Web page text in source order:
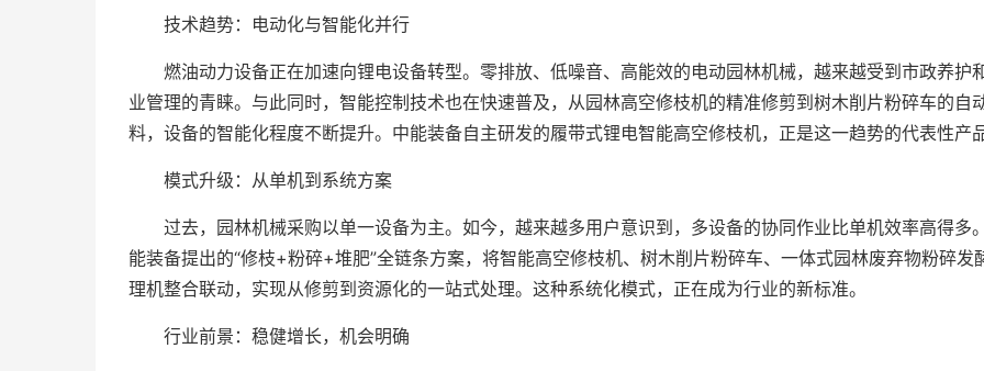
技术趋势：电动化与智能化并行
燃油动力设备正在加速向锂电设备转型。零排放、低噪音、高能效的电动园林机械，越来越受到市政养护
业管理的青睐。与此同时，智能控制技术也在快速普及，从园林高空修枝机的精准修剪到树木削片粉碎车的自
料，设备的智能化程度不断提升。中能装备自主研发的履带式锂电智能高空修枝机，正是这一趋势的代表性产品
模式升级：从单机到系统方案
过去，园林机械采购以单一设备为主。如今，越来越多用户意识到，多设备的协同作业比单机效率高得多
能装备提出的“修枝+粉碎+堆肥”全链条方案，将智能高空修枝机、树木削片粉碎车、一体式园林废弃物粉碎发
理机整合联动，实现从修剪到资源化的一站式处理。这种系统化模式，正在成为行业的新标准。
行业前景：稳健增长，机会明确